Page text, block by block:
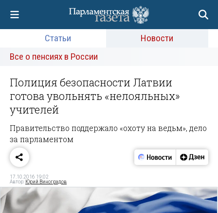
Статьи
Новости
Все о пенсиях в России
Полиция безопасности Латвии
готова увольнять «нелояльных»
учителей
Правительство поддержало «охоту на ведьм», дело
за парламентом
17.10.2016 19:02
Автор: Юрий Виноградов